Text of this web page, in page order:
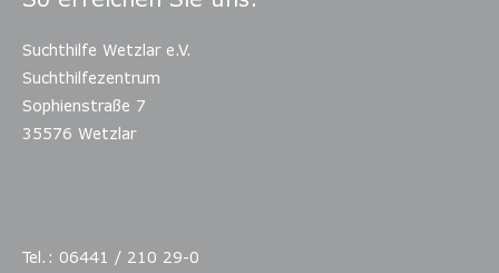
Suchthilfe Wetzlar e.V.
Suchthilfezentrum
Sophienstraße 7
35576 Wetzlar
Tel.: 06441 / 210 29-0